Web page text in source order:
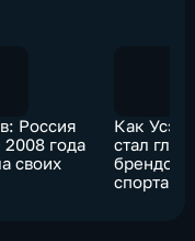
Россия
2008 года
своих
Как
стал
брендом
спорта